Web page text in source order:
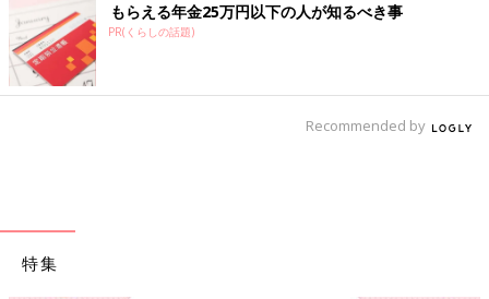
もらえる年金25万円以下の人が知るべき事
PR(くらしの話題)
Recommended by
特集